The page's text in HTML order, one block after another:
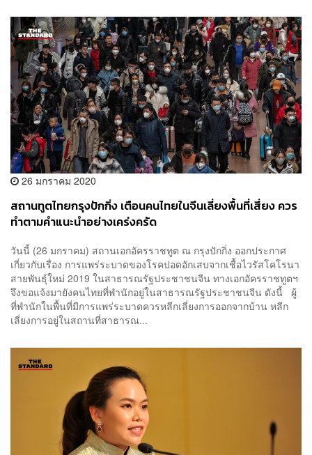
26 มกราคม 2020
สถานทูตไทยกรุงปักกิ่ง เตือนคนไทยในจีนเลี่ยงพื้นที่เสี่ยง ควร
ทำตามคำแนะนำอย่างเคร่งครัด
วันนี้ (26 มกราคม) สถานเอกอัครราชทูต ณ กรุงปักกิ่ง ออกประกาศ
เกี่ยวกับเรื่อง การแพร่ระบาดของโรคปอดอักเสบจากเชื้อไวรัสโคโรนา
สายพันธุ์ใหม่ 2019 ในสาธารณรัฐประชาชนจีน ทางเอกอัครราชทูตฯ
จึงขอแจ้งมายังคนไทยที่พำนักอยู่ในสาธารณรัฐประชาชนจีน ดังนี้ ผู้
ที่พำนักในพื้นที่มีการแพร่ระบาดควรหลีกเลี่ยงการออกจากบ้าน หลีก
เลี่ยงการอยู่ในสถานที่สาธารณ...